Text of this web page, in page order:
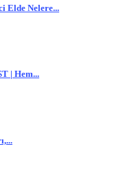
Elde Nelere...
| Hem...